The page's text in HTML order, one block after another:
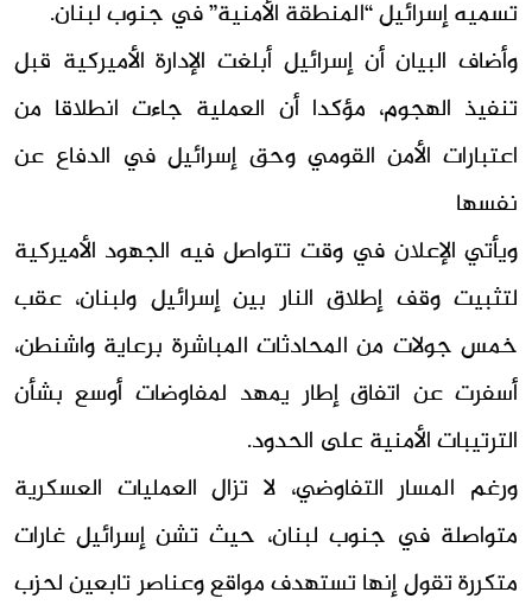
تسميه إسرائيل “المنطقة الأمنية” في جنوب لبنان.
وأضاف البيان أن إسرائيل أبلغت الإدارة الأميركية قبل
تنفيذ الهجوم، مؤكدا أن العملية جاءت انطلاقا من
اعتبارات الأمن القومي وحق إسرائيل في الدفاع عن
نفسها
ويأتي الإعلان في وقت تتواصل فيه الجهود الأميركية
لتثبيت وقف إطلاق النار بين إسرائيل ولبنان، عقب
خمس جولات من المحادثات المباشرة برعاية واشنطن،
أسفرت عن اتفاق إطار يمهد لمفاوضات أوسع بشأن
الترتيبات الأمنية على الحدود.
ورغم المسار التفاوضي، لا تزال العمليات العسكرية
متواصلة في جنوب لبنان، حيث تشن إسرائيل غارات
متكررة تقول إنها تستهدف مواقع وعناصر تابعين لحزب